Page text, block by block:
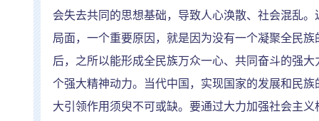
会失去共同的思想基础，导致人心涣散、社会混乱
局面，一个重要原因，就是因为没有一个凝聚全民
后，之所以能形成全民族万众一心、共同奋斗的强
个强大精神动力。当代中国，实现国家的发展和民
大引领作用须臾不可或缺。要通过大力加强社会主